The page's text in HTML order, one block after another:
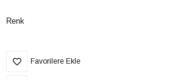
Renk
Favorilere Ekle